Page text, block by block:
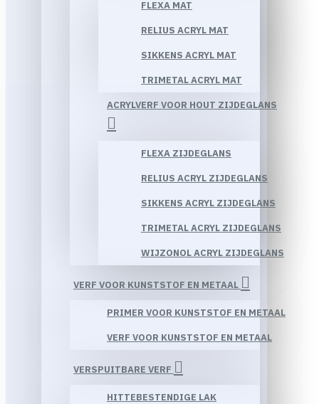
FLEXA MAT
RELIUS ACRYL MAT
SIKKENS ACRYL MAT
TRIMETAL ACRYL MAT
ACRYLVERF VOOR HOUT ZIJDEGLANS
FLEXA ZIJDEGLANS
RELIUS ACRYL ZIJDEGLANS
SIKKENS ACRYL ZIJDEGLANS
TRIMETAL ACRYL ZIJDEGLANS
WIJZONOL ACRYL ZIJDEGLANS
VERF VOOR KUNSTSTOF EN METAAL
PRIMER VOOR KUNSTSTOF EN METAAL
VERF VOOR KUNSTSTOF EN METAAL
VERSPUITBARE VERF
HITTEBESTENDIGE LAK